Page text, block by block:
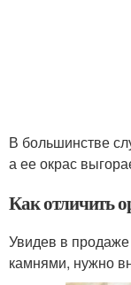
В большинстве
а ее окрас
Как отличить
Увидев в
камнями, нужно